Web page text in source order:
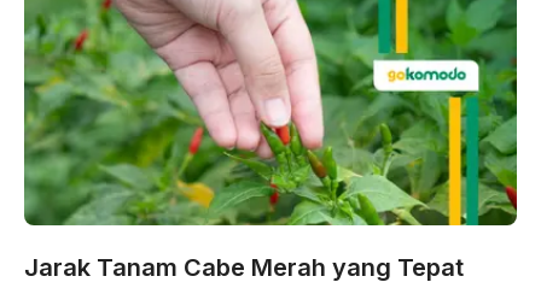
Jarak Tanam Cabe Merah yang Tepat